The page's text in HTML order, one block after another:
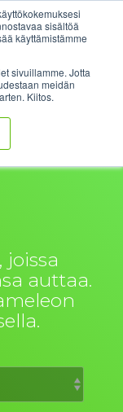
sisältöä
käyttämistämme
sivuillamme. Jotta
meidän
Kiitos.
Etätuki
joissa
auttaa.